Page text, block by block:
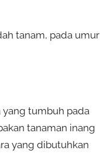
tanam, pada umur
tumbuh pada
tanaman inang
yang dibutuhkan